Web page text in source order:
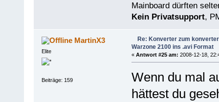
Mainboard dürften
Kein Privatsupport,
MartinX3
Elite
Beiträge: 159
Re: Konverter zum
Warzone 2100 ins .avi Format
« Antwort #25 am: 2008-12-18,
Wenn du mal
hättest du